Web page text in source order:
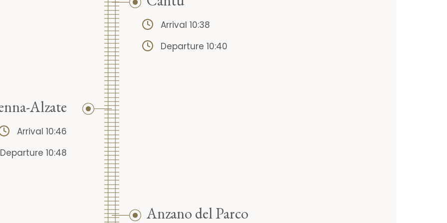
Arrival 10:38
Departure 10:40
Alzate
Arrival 10:46
Departure 10:48
Anzano del Parco